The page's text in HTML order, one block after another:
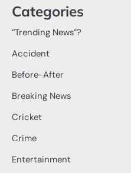
Categories
“Trending News”?
Accident
Before-After
Breaking News
Cricket
Crime
Entertainment